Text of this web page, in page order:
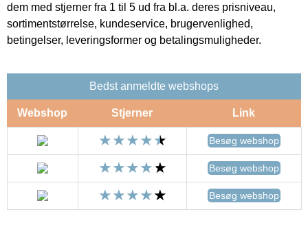
dem med stjerner fra 1 til 5 ud fra bl.a. deres prisniveau,
sortimentstørrelse, kundeservice, brugervenlighed,
betingelser, leveringsformer og betalingsmuligheder.
Bedst anmeldte webshops
Webshop Stjerner Link
Besøg webshop
Besøg webshop
Besøg webshop